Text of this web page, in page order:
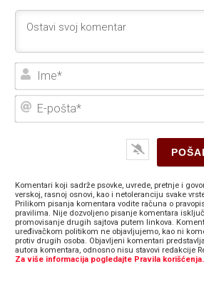
Komentari koji sadrže psovke, uvrede, pretnje i
verskoj, rasnoj osnovi, kao i netoleranciju svake
Prilikom pisanja komentara vodite računa o
pravilima. Nije dozvoljeno pisanje komentara
promovisanje drugih sajtova putem linkova.
uređivačkom politikom ne objavljujemo, kao ni
protiv drugih osoba. Objavljeni komentari
autora komentara, odnosno nisu stavovi redakcije
Za više informacija pogledajte Pravila korišćenja.